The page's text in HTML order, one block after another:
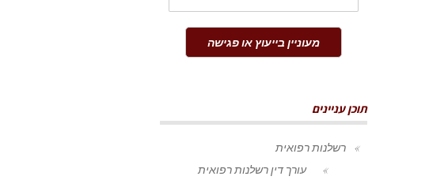
מעוניין בייעוץ או פגישה
תוכן עניינים
רשלנות רפואית
עורך דין רשלנות רפואית